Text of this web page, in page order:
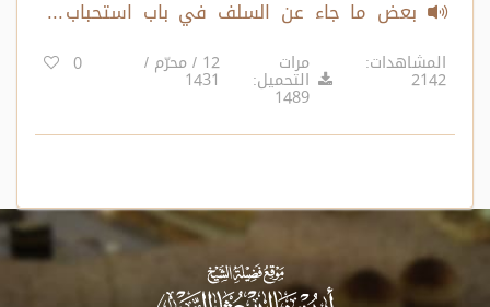
بعض ما جاء عن السلف في باب استحباب
طيب الكلام
المشاهدات:
2142
مرات
التحميل:
1489
12 / محرّم /
1431
0